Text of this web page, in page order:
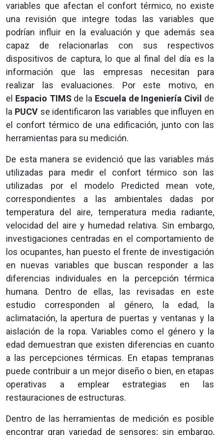
variables que afectan el confort térmico, no existe
una revisión que integre todas las variables que
podrían influir en la evaluación y que además sea
capaz de relacionarlas con sus respectivos
dispositivos de captura, lo que al final del día es la
información que las empresas necesitan para
realizar las evaluaciones. Por este motivo, en
el Espacio TIMS de la Escuela de Ingeniería Civil de
la PUCVse identificaron las variables que influyen en
el confort térmico de una edificación, junto con las
herramientas para su medición.
De esta manera se evidenció que las variables más
utilizadas para medir el confort térmico son las
utilizadas por el modelo Predicted mean vote,
correspondientes a las ambientales dadas por
temperatura del aire, temperatura media radiante,
velocidad del aire y humedad relativa. Sin embargo,
investigaciones centradas en el comportamiento de
los ocupantes, han puesto el frente de investigación
en nuevas variables que buscan responder a las
diferencias individuales en la percepción térmica
humana. Dentro de ellas, las revisadas en este
estudio corresponden al género, la edad, la
aclimatación, la apertura de puertas y ventanas y la
aislación de la ropa. Variables como el género y la
edad demuestran que existen diferencias en cuanto
a las percepciones térmicas. En etapas tempranas
puede contribuir a un mejor diseño o bien, en etapas
operativas a emplear estrategias en las
restauraciones de estructuras.
Dentro de las herramientas de medición es posible
encontrar gran variedad de sensores; sin embargo,